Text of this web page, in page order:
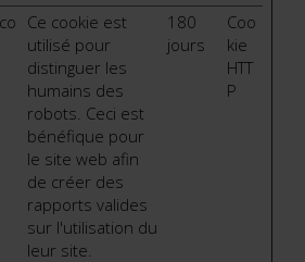
Ce cookie est
utilisé pour
distinguer les
humains des
robots. Ceci est
bénéfique pour
le site web afin
de créer des
rapports valides
sur l'utilisation du
leur site.
180
jours
Coo
kie
HTT
P